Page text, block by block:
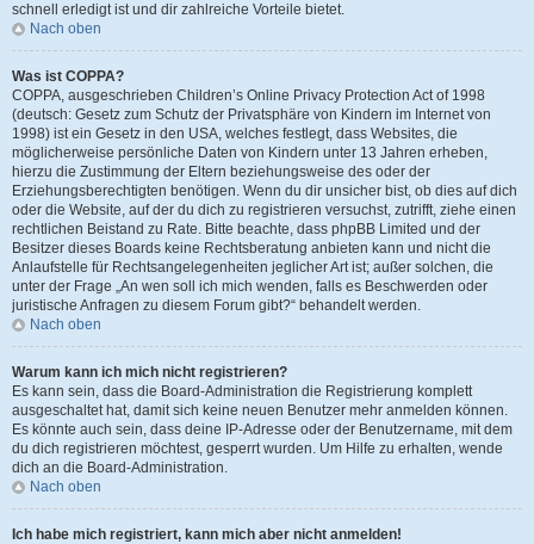
schnell erledigt ist und dir zahlreiche Vorteile bietet.
Nach oben
Was ist COPPA?
COPPA, ausgeschrieben Children’s Online Privacy Protection Act of 1998
(deutsch: Gesetz zum Schutz der Privatsphäre von Kindern im Internet von
1998) ist ein Gesetz in den USA, welches festlegt, dass Websites, die
möglicherweise persönliche Daten von Kindern unter 13 Jahren erheben,
hierzu die Zustimmung der Eltern beziehungsweise des oder der
Erziehungsberechtigten benötigen. Wenn du dir unsicher bist, ob dies auf dich
oder die Website, auf der du dich zu registrieren versuchst, zutrifft, ziehe einen
rechtlichen Beistand zu Rate. Bitte beachte, dass phpBB Limited und der
Besitzer dieses Boards keine Rechtsberatung anbieten kann und nicht die
Anlaufstelle für Rechtsangelegenheiten jeglicher Art ist; außer solchen, die
unter der Frage „An wen soll ich mich wenden, falls es Beschwerden oder
juristische Anfragen zu diesem Forum gibt?“ behandelt werden.
Nach oben
Warum kann ich mich nicht registrieren?
Es kann sein, dass die Board-Administration die Registrierung komplett
ausgeschaltet hat, damit sich keine neuen Benutzer mehr anmelden können.
Es könnte auch sein, dass deine IP-Adresse oder der Benutzername, mit dem
du dich registrieren möchtest, gesperrt wurden. Um Hilfe zu erhalten, wende
dich an die Board-Administration.
Nach oben
Ich habe mich registriert, kann mich aber nicht anmelden!